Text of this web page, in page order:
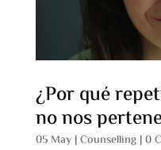
¿Por qué
no nos
05 May|Counselling|0